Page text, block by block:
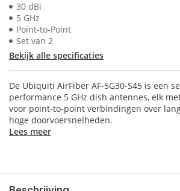
30 dBi
5 GHz
Point-to-Point
Set van 2
Bekijk alle specificaties
De Ubiquiti AirFiber AF-5G30-S45 is een
performance 5 GHz dish antennes, elk
voor point-to-point verbindingen over
hoge doorvoersnelheden.
Lees meer